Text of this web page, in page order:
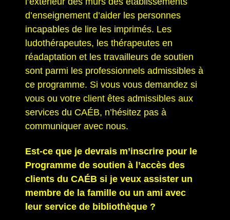
d’enseignement d’aider les personnes
incapables de lire les imprimés. Les
ludothérapeutes, les thérapeutes en
réadaptation et les travailleurs de soutien
sont parmi les professionnels admissibles à
ce programme. Si vous vous demandez si
vous ou votre client êtes admissibles aux
services du CAÉB, n’hésitez pas à
communiquer avec nous.
Est-ce que je devrais m’inscrire pour le
Programme de soutien à l’accès des
clients du CAÉB si je veux assister un
membre de la famille ou un ami avec
leur service de bibliothèque ?